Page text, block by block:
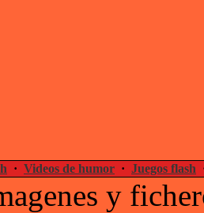
· Videos de humor · Juegos flash
y